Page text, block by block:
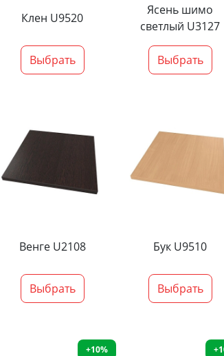
Клен U9520
Выбрать
Ясень шимо
светлый U3127
Выбрать
Венге U2108
Выбрать
Бук U9510
Выбрать
+10%